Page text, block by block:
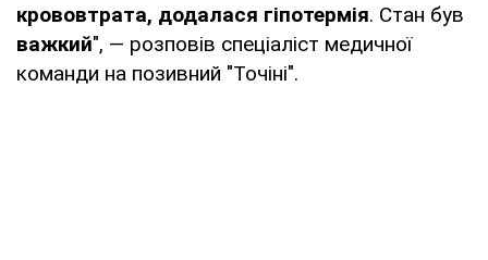
крововтрата, додалася гіпотермія. Стан був
важкий", — розповів спеціаліст медичної
команди на позивний "Точіні".